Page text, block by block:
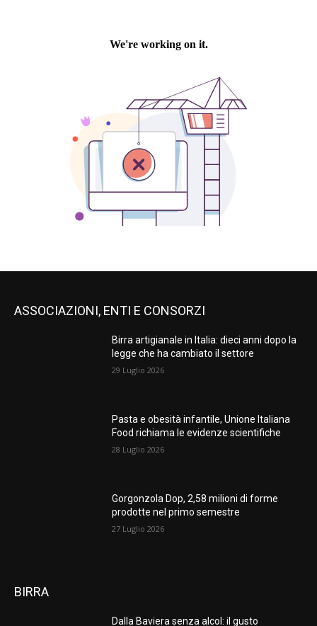
ASSOCIAZIONI, ENTI E CONSORZI
Birra artigianale in Italia: dieci anni dopo la
legge che ha cambiato il settore
29 Luglio 2026
Pasta e obesità infantile, Unione Italiana
Food richiama le evidenze scientifiche
28 Luglio 2026
Gorgonzola Dop, 2,58 milioni di forme
prodotte nel primo semestre
27 Luglio 2026
BIRRA
Dalla Baviera senza alcol: il gusto